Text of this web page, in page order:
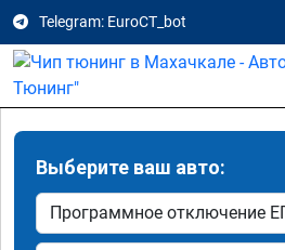
Telegram: EuroCT_bot
Выберите ваш авто: